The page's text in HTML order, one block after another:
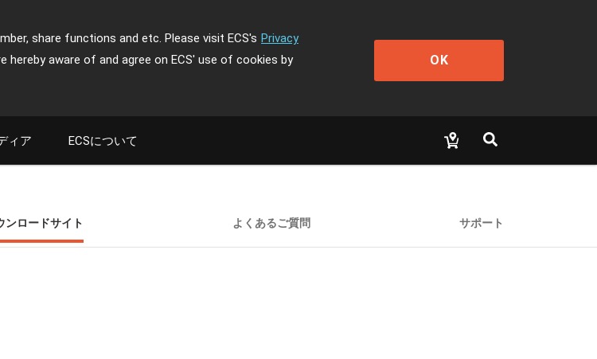
share functions and etc. Please visit ECS's Privacy
aware of and agree on ECS' use of cookies by
OK
ィア ECSについて
ンロードサイト よくあるご質問 サポート